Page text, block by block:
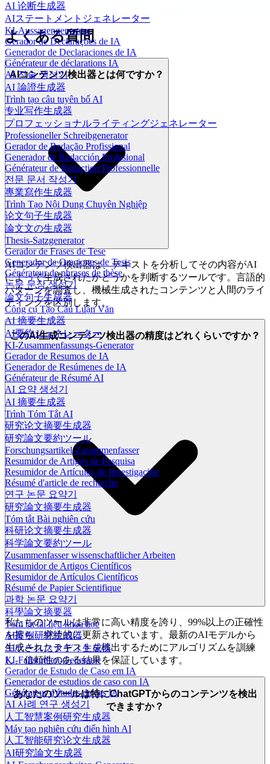
AI 论断生成器
AIステートメントジェネレーター
KI-Aussagengenerator
Gerador de Declarações de IA
Generador de Declaraciones de IA
Générateur de déclarations IA
AI 진술 생성기
AI 論證生成器
Trình tạo câu tuyên bố AI
专业写作生成器
プロフェッショナルライティングジェネレーター
Professioneller Schreibgenerator
Gerador de Redação Profissional
Generador de Redacción Profesional
Générateur de Rédaction Professionnelle
전문 문서 작성기
專業寫作生成器
Trình Tạo Nội Dung Chuyên Nghiệp
论文句子生成器
論文文の生成器
Thesis-Satzgenerator
Gerador de Frases de Tese
Generador de Oraciones de Tesis
Générateur de phrases de thèse
논문 문장 생성기
論文句子生成器
Công cụ Tạo Câu Luận Văn
AI 摘要生成器
AI要約ジェネレーター
KI-Zusammenfassungs-Generator
Gerador de Resumos de IA
Generador de Resúmenes de IA
Générateur de Résumé AI
AI 요약 생성기
AI 摘要生成器
Trình Tóm Tắt AI
研究论文摘要生成器
研究論文要約ツール
Forschungsartikel-Zusammenfasser
Resumidor de Artigos de Pesquisa
Resumidor de Artículos de Investigación
Résumé d'article de recherche
연구 논문 요약기
研究論文摘要生成器
Tóm tắt Bài nghiên cứu
科研论文摘要生成器
科学論文要約ツール
Zusammenfasser wissenschaftlicher Arbeiten
Resumidor de Artigos Científicos
Resumidor de Artículos Científicos
Résumé de Papier Scientifique
과학 논문 요약기
科學論文摘要器
Tóm tắt tài liệu khoa học
AI案例研究生成器
AIケーススタディ生成器
KI-Fallstudien-Generator
Gerador de Estudo de Caso em IA
Generador de estudios de caso con IA
Générateur d'études de cas IA
AI 사례 연구 생성기
人工智慧案例研究生成器
Máy tạo nghiên cứu điển hình AI
人工智能研究论文生成器
AI研究論文生成器
よくある質問
AIコンテンツ検出器とは何ですか？
AIコンテンツ検出器は、テキストを分析してその内容がAI
によって生成されたかどうかを判断するツールです。言語的
パターンを調査し、機械生成されたコンテンツと人間のライ
ティングを区別します。
このAI生成コンテンツ検出器の精度はどれくらいですか？
私たちのツールは非常に高い精度を誇り、99%以上の正確性
を持ち、継続的に更新されています。最新のAIモデルから
生成されたテキストを検出するためにアルゴリズムを訓練
し、信頼性のある結果を保証しています。
あなたのツールは特にChatGPTからのコンテンツを検出
できますか？